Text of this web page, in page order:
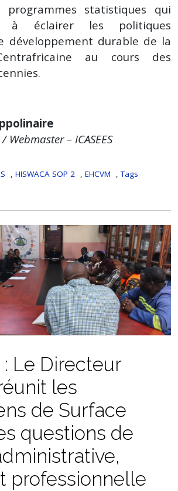
programmes statistiques qui
à éclairer les politiques
développement durable de la
au cours des
– ICASEES
, HISWACA SOP 2 , EHCVM ,Tags
: Le Directeur
les
de Surface
questions de
professionnelle